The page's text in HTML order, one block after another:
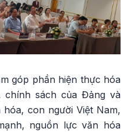
góp phần hiện thực hóa
chính sách của Đảng và
con người Việt Nam,
nguồn lực văn hóa